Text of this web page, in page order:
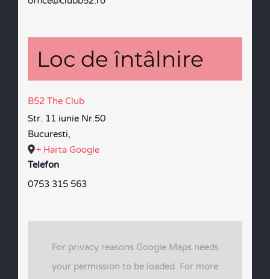
Loc de întâlnire
B52 The Club
Str. 11 iunie Nr.50
Bucuresti,
+ Harta Google
Telefon
0753 315 563
For privacy reasons Google Maps needs
your permission to be loaded. For more